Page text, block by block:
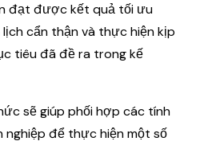
đạt được kết quả tối ưu
cẩn thận và thực hiện kịp
tiêu đã đề ra trong kế
sẽ giúp phối hợp các tính
để thực hiện một số